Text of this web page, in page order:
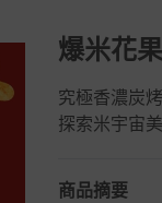
爆米花
究極香濃炭
探索米宇宙
商品摘要